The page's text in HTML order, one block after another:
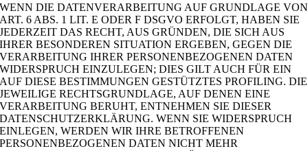
WENN DIE DATENVERARBEITUNG AUF GRUNDLAGE VON
ART. 6 ABS. 1 LIT. E ODER F DSGVO ERFOLGT, HABEN SIE
JEDERZEIT DAS RECHT, AUS GRÜNDEN, DIE SICH AUS
IHRER BESONDEREN SITUATION ERGEBEN, GEGEN DIE
VERARBEITUNG IHRER PERSONENBEZOGENEN DATEN
WIDERSPRUCH EINZULEGEN; DIES GILT AUCH FÜR EIN
AUF DIESE BESTIMMUNGEN GESTÜTZTES PROFILING. DIE
JEWEILIGE RECHTSGRUNDLAGE, AUF DENEN EINE
VERARBEITUNG BERUHT, ENTNEHMEN SIE DIESER
DATENSCHUTZERKLÄRUNG. WENN SIE WIDERSPRUCH
EINLEGEN, WERDEN WIR IHRE BETROFFENEN
PERSONENBEZOGENEN DATEN NICHT MEHR